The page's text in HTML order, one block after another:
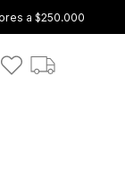
a $250.000